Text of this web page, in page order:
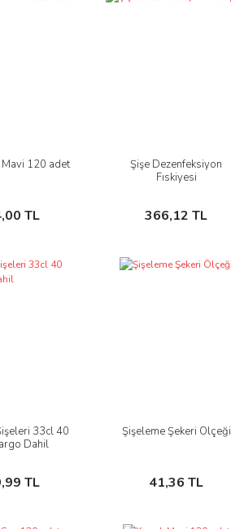
Mavi 120 adet
TL
İncele
Ekle
Şişe Dezenfeksiyon
Fıskiyesi
366,12 TL
İncele
Sepete Ekle
33cl 40
Dahil
TL
İncele
Ekle
Şişeleme Şekeri Ölçeği
41,36 TL
İncele
Sepete Ekle